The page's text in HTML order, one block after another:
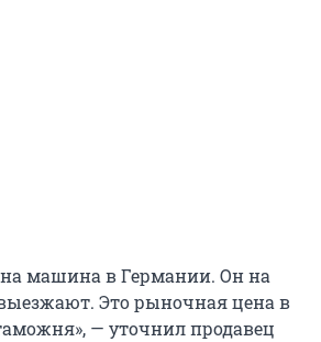
машина в Германии. Он на
Это рыночная цена в
— уточнил продавец